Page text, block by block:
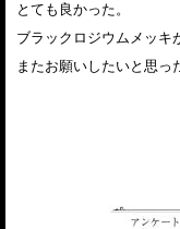
とても良かった。
ブラックロジウムメッキ
またお願いしたいと思っ